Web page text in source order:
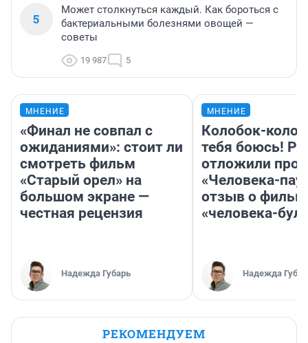
5
Может столкнуться каждый. Как бороться с
бактериальными болезнями овощей —
советы
19 987 5
МНЕНИЕ
«Финал не совпал с
ожиданиями»: стоит ли
смотреть фильм
«Старый орел» на
большом экране —
честная рецензия
Надежда Губарь
МНЕНИЕ
Колобок-
тебя боюсь!
отложили
«Человека-
отзыв о
«человека-
Надежда
РЕКОМЕНДУЕМ